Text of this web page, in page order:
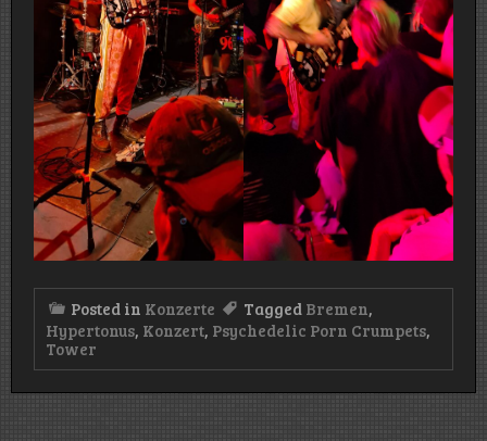
Posted in Konzerte Tagged Bremen,
Hypertonus, Konzert, Psychedelic Porn Crumpets,
Tower